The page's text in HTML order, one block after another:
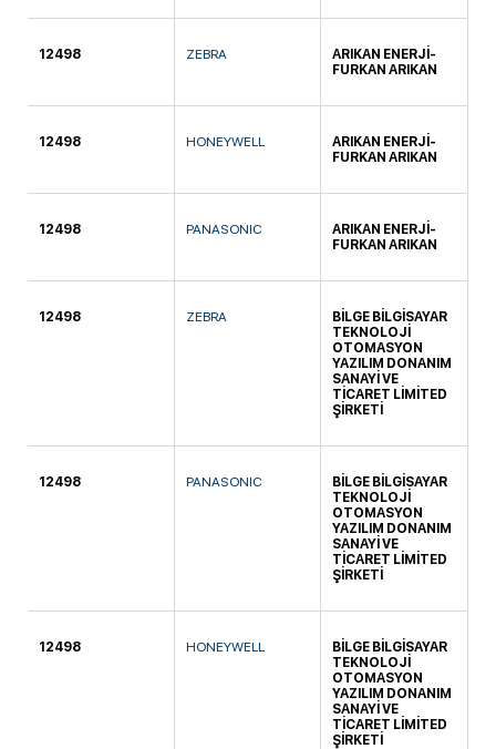
12498 ZEBRA
ARIKAN ENERJİ-
FURKAN ARIKAN
12498 HONEYWELL
ARIKAN ENERJİ-
FURKAN ARIKAN
12498 PANASONIC
ARIKAN ENERJİ-
FURKAN ARIKAN
12498 ZEBRA
BİLGE BİLGİSAYAR
TEKNOLOJİ
OTOMASYON
YAZILIM DONANIM
SANAYİ VE
TİCARET LİMİTED
ŞİRKETİ
12498 PANASONIC
BİLGE BİLGİSAYAR
TEKNOLOJİ
OTOMASYON
YAZILIM DONANIM
SANAYİ VE
TİCARET LİMİTED
ŞİRKETİ
12498 HONEYWELL
BİLGE BİLGİSAYAR
TEKNOLOJİ
OTOMASYON
YAZILIM DONANIM
SANAYİ VE
TİCARET LİMİTED
ŞİRKETİ